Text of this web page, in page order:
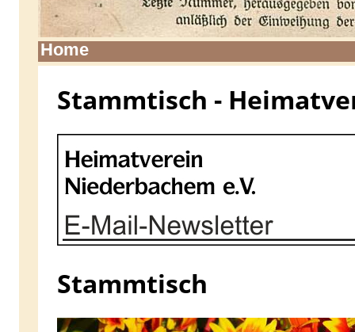
Home
Stammtisch -
Stammtisch